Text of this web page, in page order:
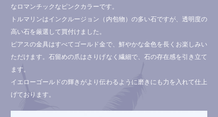
なロマンチックなピンクカラーです。
トルマリンはインクルージョン（内包物）の多い石ですが、透明度の
高い石を厳選して買付けました。
ピアスの金具はすべてゴールド金で、鮮やかな金色を長くお楽しみい
ただけます。石留めの爪はさりげなく繊細で、石の存在感を引き立て
ます。
イエローゴールドの輝きがより伝わるように磨きにも力を入れて仕上
げております。